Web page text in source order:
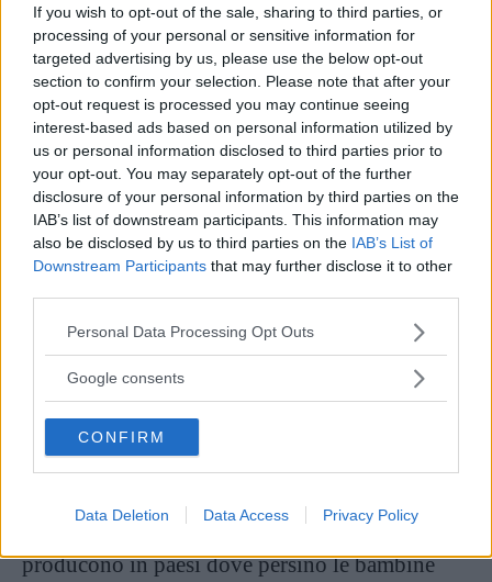
If you wish to opt-out of the sale, sharing to third parties, or
processing of your personal or sensitive information for
targeted advertising by us, please use the below opt-out
section to confirm your selection. Please note that after your
opt-out request is processed you may continue seeing
interest-based ads based on personal information utilized by
us or personal information disclosed to third parties prior to
your opt-out. You may separately opt-out of the further
disclosure of your personal information by third parties on the
IAB’s list of downstream participants. This information may
also be disclosed by us to third parties on the IAB’s List of
Downstream Participants that may further disclose it to other
Please note that this website/app uses one or more Google
not limited to your visit or usage behaviour. You may click to
use your data for below specified purposes in below Google
consent section.
Personal Data Processing Opt Outs
Google consents
CONFIRM
Data Deletion Data Access Privacy Policy
varie e inutili polemiche, mascherate da spinte
femministe, sorte per il “caso scandaloso” del
momento. Come quelle controla pubblicità
dei gioielli Pandoradiventata pretesto per
un’ennesima ondata di indignazione senza
precedenti. Sicure che sia davvero femminismo
questo?
Continua a leggere dopo la pubblicità
Ma come è possibile tirare una linea tra quello
che èvero femminismoe quello che è invece
solo una moda o uno sfruttamento
commerciale? Ad esempio, quante di quelle
o
in realtà
producono in paesi dove persino le bambine